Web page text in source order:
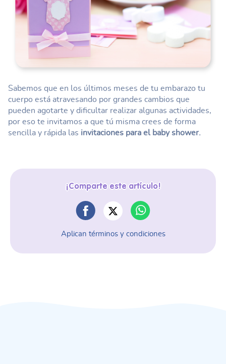
Sabemos que en los últimos meses de tu embarazo tu
cuerpo está atravesando por grandes cambios que
pueden agotarte y dificultar realizar algunas actividades,
por eso te invitamos a que tú misma crees de forma
sencilla y rápida las invitaciones para el baby shower.
¡Comparte este artículo!
Aplican términos y condiciones